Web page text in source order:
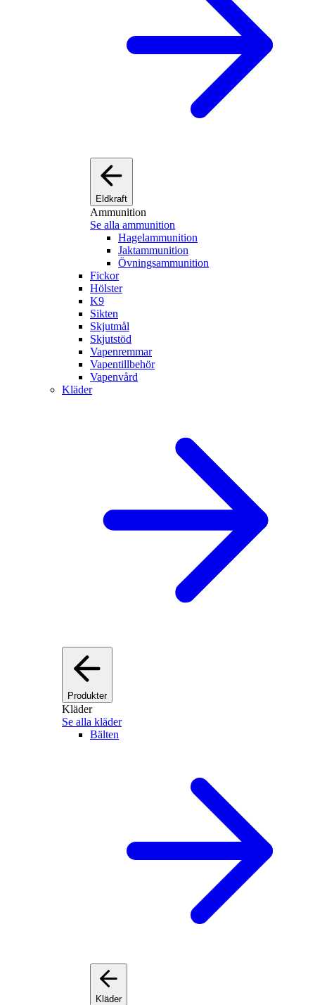
Eldkraft
Ammunition
Se alla ammunition
Hagelammunition
Jaktammunition
Övningsammunition
Fickor
Hölster
K9
Sikten
Skjutmål
Skjutstöd
Vapenremmar
Vapentillbehör
Vapenvård
Kläder
Produkter
Kläder
Se alla kläder
Bälten
Kläder